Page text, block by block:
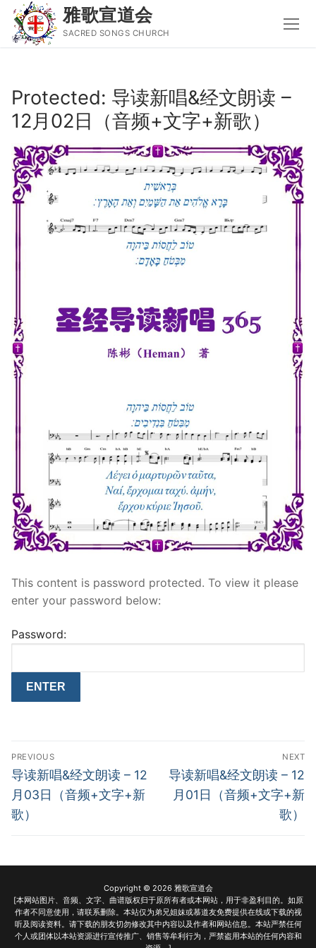
content
雅歌宣道会
SACRED SONGS CHURCH
Search
for:
主页
主日讲道
圣经导读新唱
属灵书籍
宣教事工
神学研究
Protected: 导读新唱&经文朗读 –
12月02日（音频+文字+新歌）
This content is password protected. To view it please
enter your password below:
Password:
Post
navigation
PREVIOUS
Previous
post:
导读新唱&经文朗读 – 12
月03日（音频+文字+新
歌）
NEXT
Next
post:
导读新唱&经文朗读 – 12
月01日（音频+文字+新
歌）
Copyright © 2026 雅歌宣道会
[本网站图片、音频、文字、曲谱版权归于原所有者或本网站，用于非盈利目的。如原
作者不同意使用，请联系删除。本站仅为弟兄姐妹或慕道友免费提供在线或下载的视
听及阅读资料。请下载的朋友切勿修改其中内容以及作者和网站信息。本站严禁任何
个人或团体以本站资源进行宣传推广、销售等牟利行为，严禁盗用本站的任何内容和